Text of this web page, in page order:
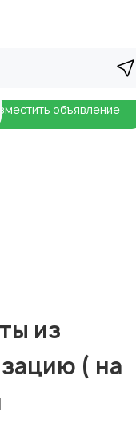
объявление
из
( на